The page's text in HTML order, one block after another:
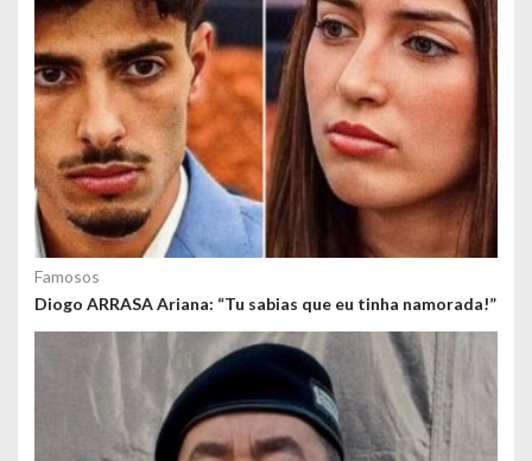
Famosos
Diogo ARRASA Ariana: “Tu sabias que eu tinha namorada!”